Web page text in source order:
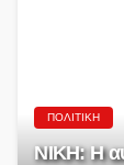
ΠΟΛΙΤΙΚΉ
ΝΙΚΗ: Η